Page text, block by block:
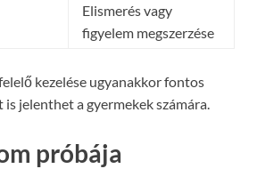
Elismerés vagy
figyelem megszerzése
kezelése ugyanakkor fontos
jelenthet a gyermekek számára.
próbája